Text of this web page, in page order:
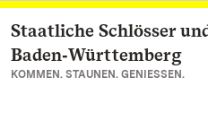
Zum Hauptinhalt
Staatliche Schlösser
Baden‑Württemberg
KOMMEN. STAUNEN. GENIESSEN.